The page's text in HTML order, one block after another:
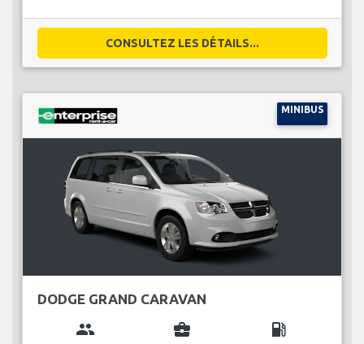
CONSULTEZ LES DÉTAILS...
MINIBUS
DODGE GRAND CARAVAN
group business_center local_gas_station